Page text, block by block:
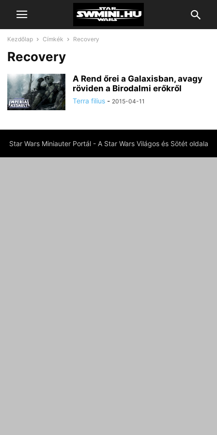
Kezdőlap Címkék Recovery
Recovery
A Rend őrei a Galaxisban, avagy
röviden a Birodalmi erőkről
Terra filius - 2015-04-11
Star Wars Miniauter Portál - A Star Wars Világos és Sötét oldala